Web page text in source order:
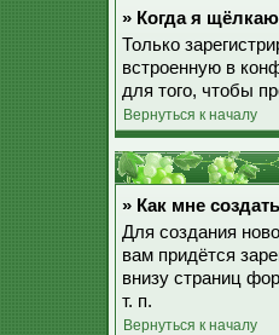
» Когда я
Только
встроенную в
для того, чтобы
Вернуться к началу
» Как мне
Для создания
вам придётся
внизу страниц
т. п.
Вернуться к началу